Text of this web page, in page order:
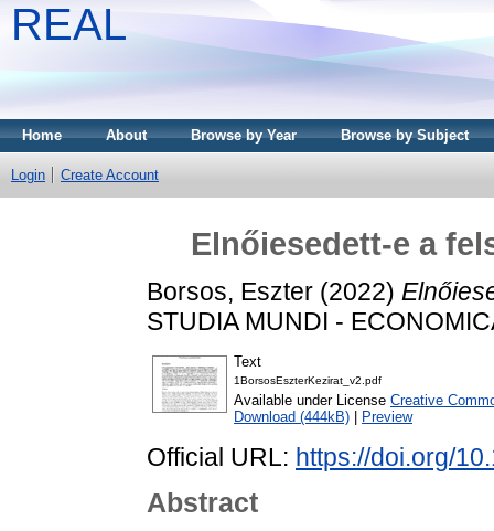
REAL
Home About Browse by Year Browse by Subject
Login Create Account
Elnőiesedett-e a
Borsos, Eszter (2022)
STUDIA MUNDI -
Text
1BorsosEszterKezirat_v2.pdf
Available under License Creative
Download (444kB)
Preview
Official URL: https://doi.org/
Abstract